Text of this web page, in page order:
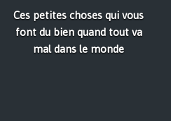
Ces petites choses qui vous
font du bien quand tout va
mal dans le monde